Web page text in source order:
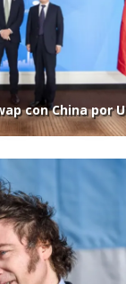
con China por